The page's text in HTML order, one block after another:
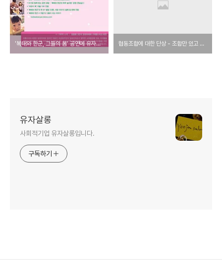
'복태와 한군, 그들의 봄' 공연에 유자살롱도 함께합니다. 협동조합에 대한 단상 - 조합만 있고 협동은?
유자살롱
사회적기업 유자살롱입니다.
구독하기